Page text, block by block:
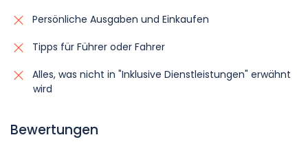
Persönliche Ausgaben und Einkaufen
Tipps für Führer oder Fahrer
Alles, was nicht in "Inklusive Dienstleistungen" erwähnt
wird
Bewertungen